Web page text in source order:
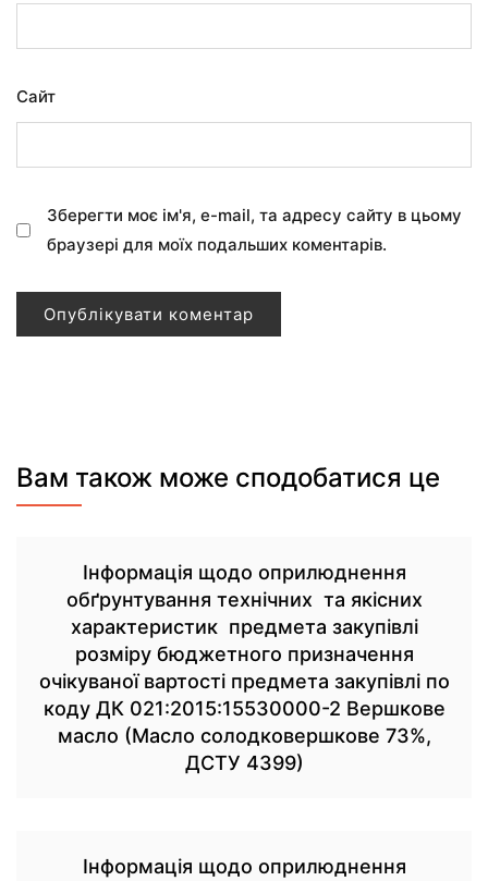
Сайт
Зберегти моє ім'я, e-mail, та адресу сайту в цьому
браузері для моїх подальших коментарів.
Вам також може сподобатися це
Інформація щодо оприлюднення
обґрунтування технічних та якісних
характеристик предмета закупівлі
розміру бюджетного призначення
очікуваної вартості предмета закупівлі по
коду ДК 021:2015:15530000-2 Вершкове
масло (Масло солодковершкове 73%,
ДСТУ 4399)
Інформація щодо оприлюднення